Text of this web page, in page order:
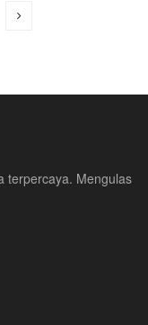
terpercaya. Mengulas